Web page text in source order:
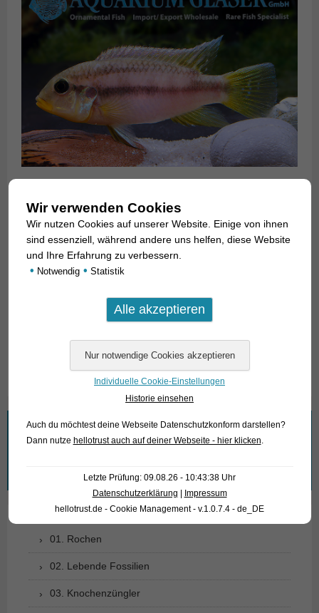
riomuniensis
aus Kamerun – unsere aktuell im Stock
befindlichen Tiere sind deutsche Nachzuchten – gibt es
bislang nicht; wegen der hübschen gelben Lippen und Kehle
schlagen wir „Goldkehlchen-Prachtbarsch“ vor.
unserer Stockliste. Bitte beachten Sie, dass wir
ausschließlich den Großhandel beliefern.
Text & Photos: Frank Schäfer
Wonach suchen Sie?
01. Rochen
02. Lebende Fossilien
03. Knochenzüngler
Wir verwenden Cookies
Wir nutzen Cookies auf unserer Website. Einige von ihnen
sind essenziell, während andere uns helfen, diese Website
und Ihre Erfahrung zu verbessern.
• Notwendig • Statistik
Individuelle Cookie-Einstellungen
Historie einsehen
Auch du möchtest deine Webseite Datenschutzkonform darstellen?
Dann nutze hellotrust auch auf deiner Webseite - hier klicken
Letzte Prüfung: 09.08.26 - 10:43:38 Uhr
Datenschutzerklärung | Impressum
hellotrust.de - Cookie Management - v.1.0.7.4 - de_DE